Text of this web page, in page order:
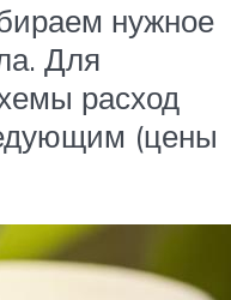
нужное
Для
расход
(цены